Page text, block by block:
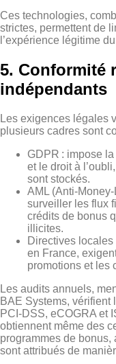
Ces technologies,
strictes, permettent de
l’expérience légitime
5. Conformité
indépendants
Les exigences légales
plusieurs cadres sont
GDPR : impose
et le droit à
sont stockés.
AML
surveiller les flux
crédits de bonus
illicites.
Directives locales
en France,
promotions et les
Les audits annuels,
BAE Systems, vérifient
PCI‑DSS, eCOGRA et
obtiennent même des
programmes de bonus,
sont attribués de